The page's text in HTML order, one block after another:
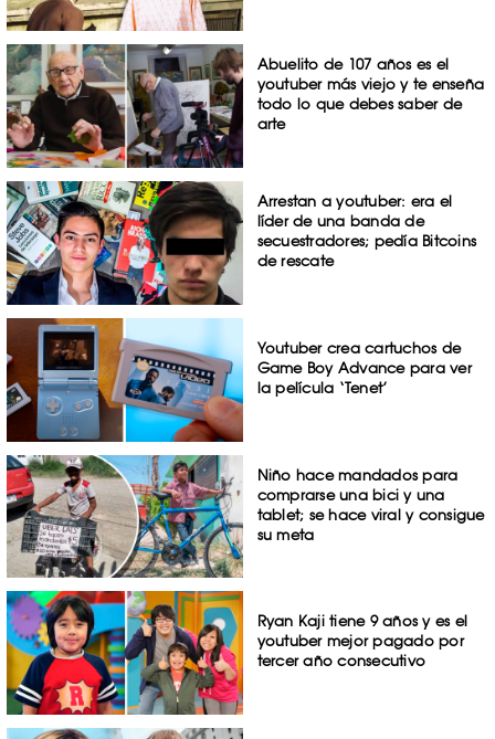
Abuelito de 107 años es el
youtuber más viejo y te enseña
todo lo que debes saber de
arte
Arrestan a youtuber: era el
líder de una banda de
secuestradores; pedía Bitcoins
de rescate
Youtuber crea cartuchos de
Game Boy Advance para ver
la película ‘Tenet’
Niño hace mandados para
comprarse una bici y una
tablet; se hace viral y consigue
su meta
Ryan Kaji tiene 9 años y es el
youtuber mejor pagado por
tercer año consecutivo